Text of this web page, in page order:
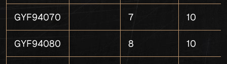
GYF94070 7 10
GYF94080 8 10